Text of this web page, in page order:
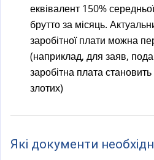
еквівалент 150%
брутто за місяць.
заробітної плати можна
(наприклад, для заяв,
заробітна плата
злотих)
Які документи